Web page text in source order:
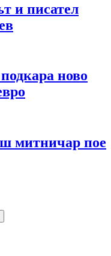
и писател
ново
митничар пое